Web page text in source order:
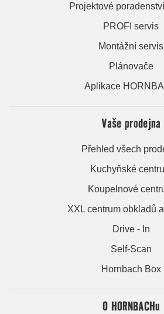
Projektové
PROFI servis
Montážní servis
Plánovače
Aplikace
Vaše prodejna
Přehled všech
Kuchyňské
Koupelnové
XXL centrum obkladů
Drive - In
Self-Scan
Hornbach Box
O HORNBACHu